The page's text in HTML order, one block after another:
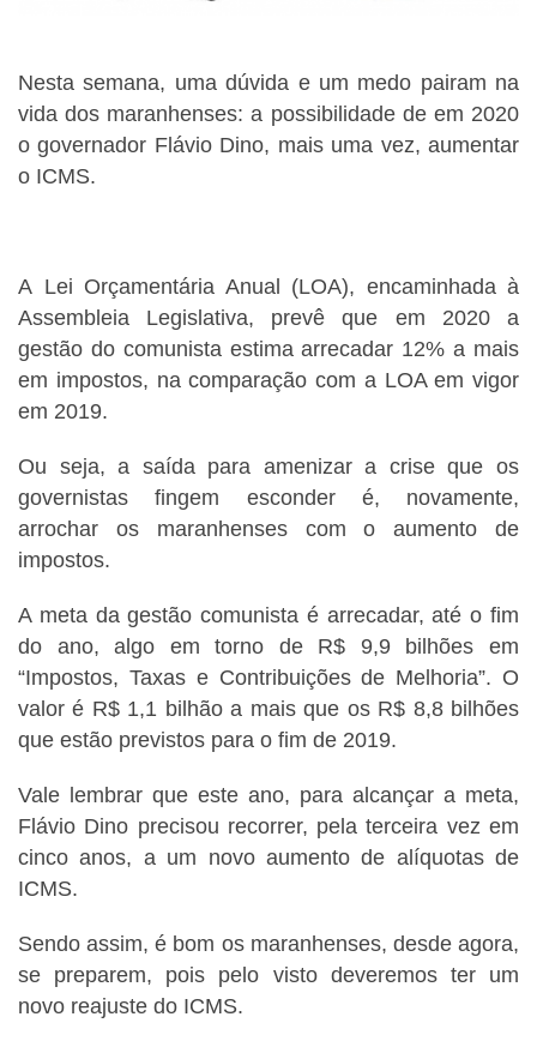
Nesta semana, uma dúvida e um medo pairam na
vida dos maranhenses: a possibilidade de em 2020
o governador Flávio Dino, mais uma vez, aumentar
o ICMS.
A Lei Orçamentária Anual (LOA), encaminhada à
Assembleia Legislativa, prevê que em 2020 a
gestão do comunista estima arrecadar 12% a mais
em impostos, na comparação com a LOA em vigor
em 2019.
Ou seja, a saída para amenizar a crise que os
governistas fingem esconder é, novamente,
arrochar os maranhenses com o aumento de
impostos.
A meta da gestão comunista é arrecadar, até o fim
do ano, algo em torno de R$ 9,9 bilhões em
“Impostos, Taxas e Contribuições de Melhoria”. O
valor é R$ 1,1 bilhão a mais que os R$ 8,8 bilhões
que estão previstos para o fim de 2019.
Vale lembrar que este ano, para alcançar a meta,
Flávio Dino precisou recorrer, pela terceira vez em
cinco anos, a um novo aumento de alíquotas de
ICMS.
Sendo assim, é bom os maranhenses, desde agora,
se preparem, pois pelo visto deveremos ter um
novo reajuste do ICMS.